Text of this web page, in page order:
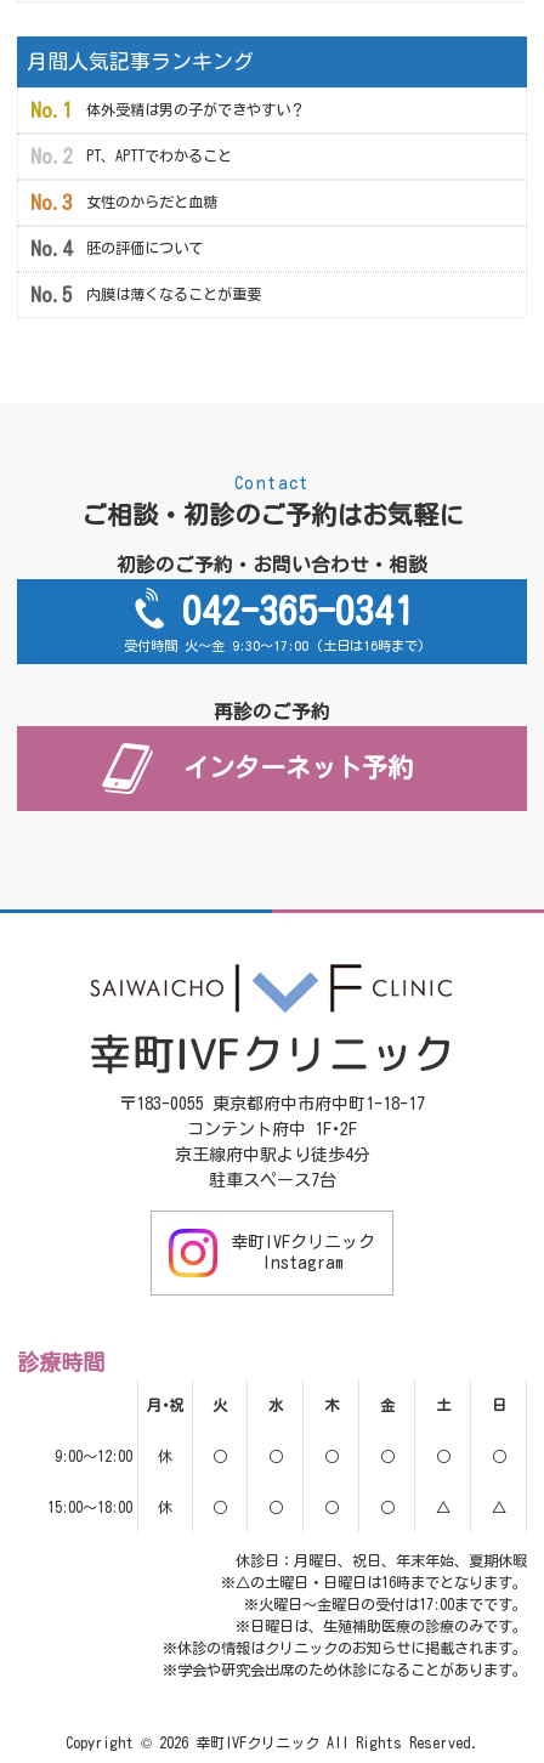
月間人気記事ランキング
体外受精は男の子ができやすい？
PT、APTTでわかること
女性のからだと血糖
胚の評価について
内膜は薄くなることが重要
ご相談・初診のご予約はお気軽に
Contact
初診のご予約・お問い合わせ・相談
042-365-0341
受付時間 火～金 9:30～17:00 (土日は16時まで)
再診のご予約
インターネット予約
〒183-0055 東京都府中市府中町1-18-17
コンテント府中 1F･2F
京王線府中駅より徒歩4分
駐車スペース7台
幸町IVFクリニック
Instagram
診療時間
月･祝 火 水 木 金 土 日
9:00～12:00 休 ○ ○ ○ ○ ○ ○
15:00～18:00 休 ○ ○ ○ ○ △ △
休診日：月曜日、祝日、年末年始、夏期休暇
※△の土曜日・日曜日は16時までとなります。
※火曜日～金曜日の受付は17:00までです。
※日曜日は、生殖補助医療の診療のみです。
※休診の情報はクリニックのお知らせに掲載されます。
※学会や研究会出席のため休診になることがあります。
Copyright © 2026 幸町IVFクリニック All Rights Reserved.